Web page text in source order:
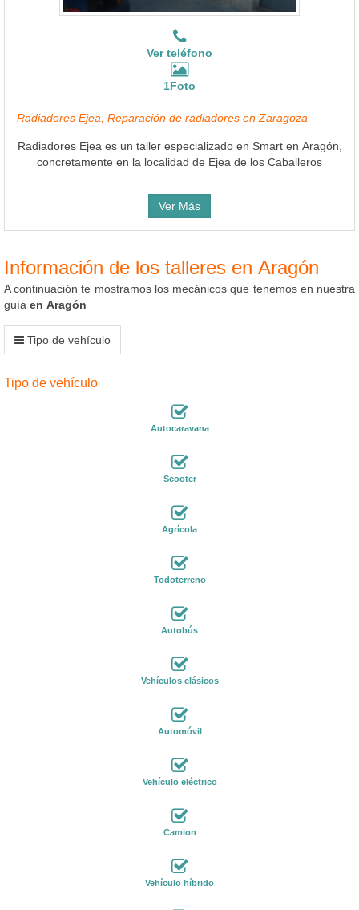
Ver teléfono
1Foto
Radiadores Ejea, Reparación de radiadores en Zaragoza
Radiadores Ejea es un taller especializado en Smart en Aragón,
concretamente en la localidad de Ejea de los Caballeros
Ver Más
Información de los talleres en Aragón
A continuación te mostramos los mecánicos que tenemos en nuestra
guía en Aragón
Tipo de vehículo
Tipo de vehículo
Autocaravana
Scooter
Agrícola
Todoterreno
Autobús
Vehículos clásicos
Automóvil
Vehículo eléctrico
Camion
Vehículo híbrido